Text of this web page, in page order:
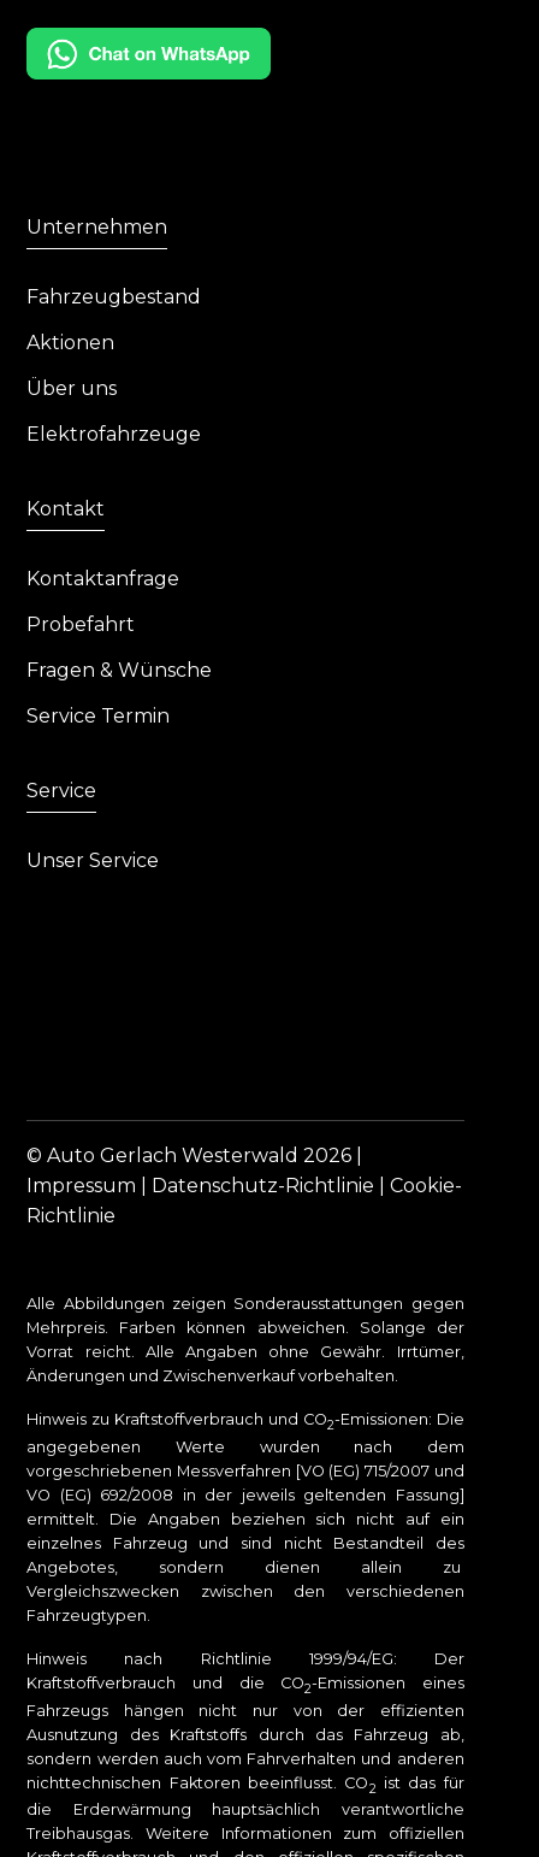
Unternehmen
Fahrzeugbestand
Aktionen
Über uns
Elektrofahrzeuge
Kontakt
Kontaktanfrage
Probefahrt
Fragen & Wünsche
Service Termin
Service
Unser Service
© Auto Gerlach Westerwald 2026 |
Impressum
Datenschutz-Richtlinie |Cookie-
Richtlinie
Alle Abbildungen zeigen Sonderausstattungen gegen
Mehrpreis. Farben können abweichen. Solange der
Vorrat reicht. Alle Angaben ohne Gewähr. Irrtümer,
Änderungen und Zwischenverkauf vorbehalten.
Hinweis zu Kraftstoffverbrauch und CO2-Emissionen: Die
angegebenen Werte wurden nach dem
vorgeschriebenen Messverfahren [VO (EG) 715/2007 und
VO (EG) 692/2008 in der jeweils geltenden Fassung]
ermittelt. Die Angaben beziehen sich nicht auf ein
einzelnes Fahrzeug und sind nicht Bestandteil des
Angebotes, sondern dienen allein zu
Vergleichszwecken zwischen den verschiedenen
Fahrzeugtypen.
Hinweis nach Richtlinie 1999/94/EG: Der
Kraftstoffverbrauch und die CO2-Emissionen eines
Fahrzeugs hängen nicht nur von der effizienten
Ausnutzung des Kraftstoffs durch das Fahrzeug ab,
sondern werden auch vom Fahrverhalten und anderen
nichttechnischen Faktoren beeinflusst. CO2
ist das für
die Erderwärmung hauptsächlich verantwortliche
Treibhausgas. Weitere Informationen zum offiziellen